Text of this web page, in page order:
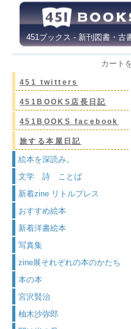
451ブックス - 新刊図書・古
カート
451 twitters
451BOOKS店長日記
451BOOKS facebook
旅する本屋日記
絵本を深読み。
文学 詩 ことば
新着zine リトルプレス
おすすめ絵本
新着洋書絵本
写真集
zine展それぞれの本のかたち
本の本
宮沢賢治
柚木沙弥郎